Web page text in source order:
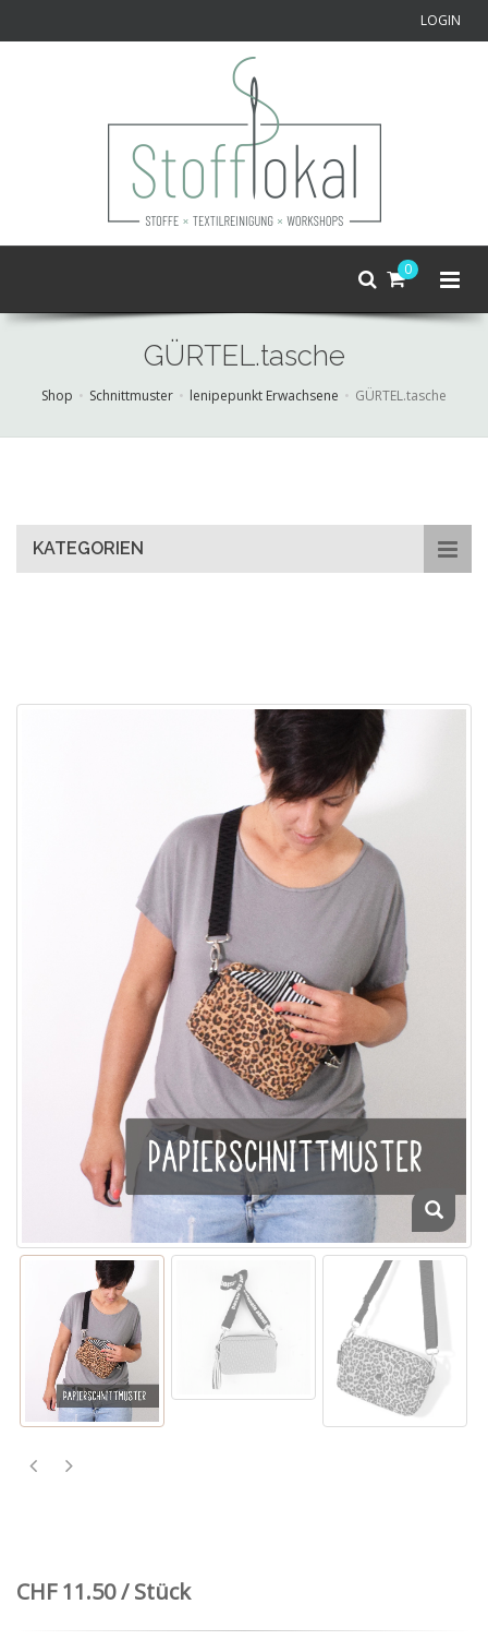
LOGIN
0
GÜRTEL.tasche
Shop Schnittmuster lenipepunkt Erwachsene GÜRTEL.tasche
KATEGORIEN
CHF 11.50 / Stück